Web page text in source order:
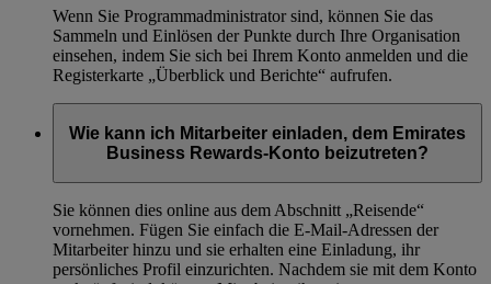
Wenn Sie Programmadministrator sind, können Sie das
Sammeln und Einlösen der Punkte durch Ihre Organisation
einsehen, indem Sie sich bei Ihrem Konto anmelden und die
Registerkarte „Überblick und Berichte“ aufrufen.
Wie kann ich Mitarbeiter einladen, dem Emirates
Business Rewards-Konto beizutreten?
Sie können dies online aus dem Abschnitt „Reisende“
vornehmen. Fügen Sie einfach die E-Mail-Adressen der
Mitarbeiter hinzu und sie erhalten eine Einladung, ihr
persönliches Profil einzurichten. Nachdem sie mit dem Konto